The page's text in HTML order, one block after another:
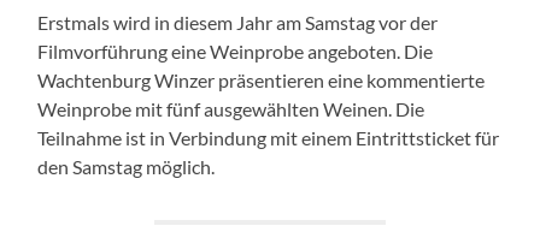
Erstmals wird in diesem Jahr am Samstag vor der
Filmvorführung eine Weinprobe angeboten. Die
Wachtenburg Winzer präsentieren eine kommentierte
Weinprobe mit fünf ausgewählten Weinen. Die
Teilnahme ist in Verbindung mit einem Eintrittsticket für
den Samstag möglich.